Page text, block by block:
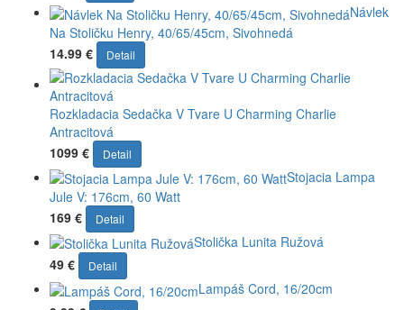
Návlek
Na Stoličku Henry, 40/65/45cm, Sivohnedá
14.99 €
Detail
Rozkladacia Sedačka V Tvare U Charming Charlie
Antracitová
1099 €
Detail
Stojacia Lampa
Jule V: 176cm, 60 Watt
169 €
Detail
Stolička Lunita Ružová
49 €
Detail
Lampáš Cord, 16/20cm